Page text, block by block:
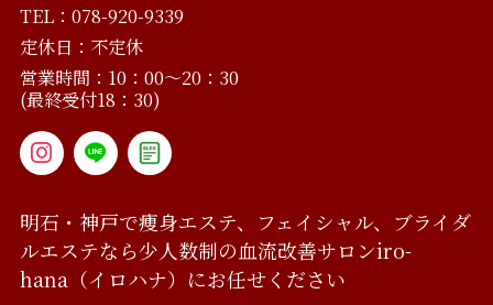
TEL：078-920-9339
定休日：不定休
営業時間：10：00～20：30
(最終受付18：30)
明石・神戸で痩身エステ、フェイシャル、ブライダ
ルエステなら少人数制の血流改善サロンiro-
hana（イロハナ）にお任せください